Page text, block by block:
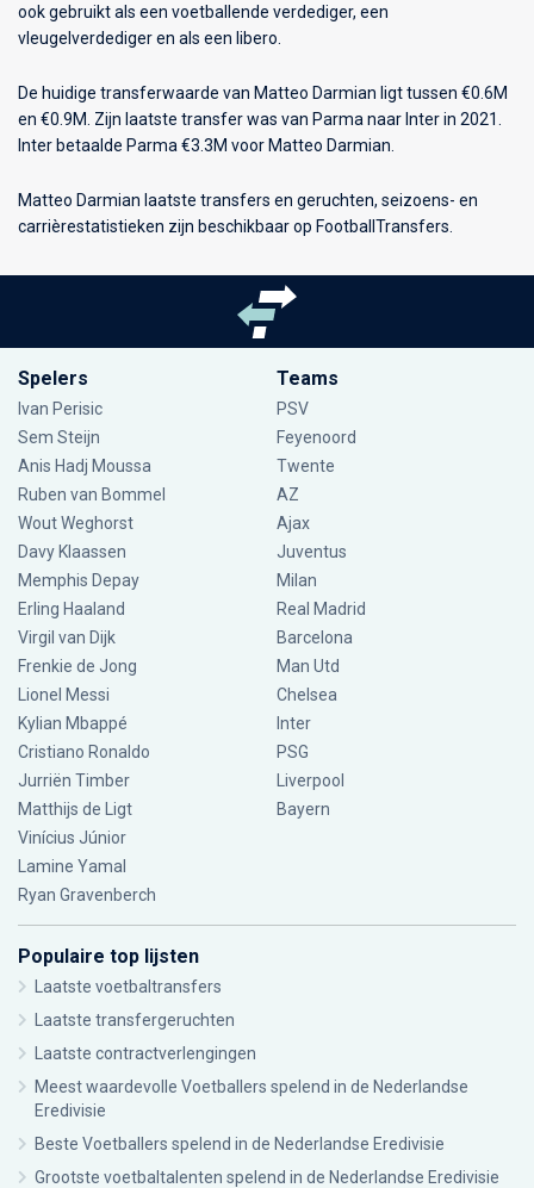
ook gebruikt als een voetballende verdediger, een
vleugelverdediger en als een libero.
De huidige transferwaarde van Matteo Darmian ligt tussen €0.6M
en €0.9M. Zijn laatste transfer was van Parma naar Inter in 2021.
Inter betaalde Parma €3.3M voor Matteo Darmian.
Matteo Darmian laatste transfers en geruchten, seizoens- en
carrièrestatistieken zijn beschikbaar op FootballTransfers.
Spelers
Ivan Perisic
Sem Steijn
Anis Hadj Moussa
Ruben van Bommel
Wout Weghorst
Davy Klaassen
Memphis Depay
Erling Haaland
Virgil van Dijk
Frenkie de Jong
Lionel Messi
Kylian Mbappé
Cristiano Ronaldo
Jurriën Timber
Matthijs de Ligt
Vinícius Júnior
Lamine Yamal
Ryan Gravenberch
Teams
PSV
Feyenoord
Twente
AZ
Ajax
Juventus
Milan
Real Madrid
Barcelona
Man Utd
Chelsea
Inter
PSG
Liverpool
Bayern
Populaire top lijsten
Laatste voetbaltransfers
Laatste transfergeruchten
Laatste contractverlengingen
Meest waardevolle Voetballers spelend in de Nederlandse
Eredivisie
Beste Voetballers spelend in de Nederlandse Eredivisie
Grootste voetbaltalenten spelend in de Nederlandse Eredivisie